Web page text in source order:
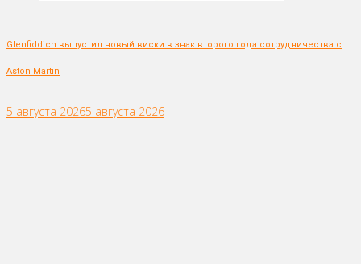
Glenfiddich выпустил новый виски в знак второго года сотрудничества с
Aston Martin
5 августа 20265 августа 2026